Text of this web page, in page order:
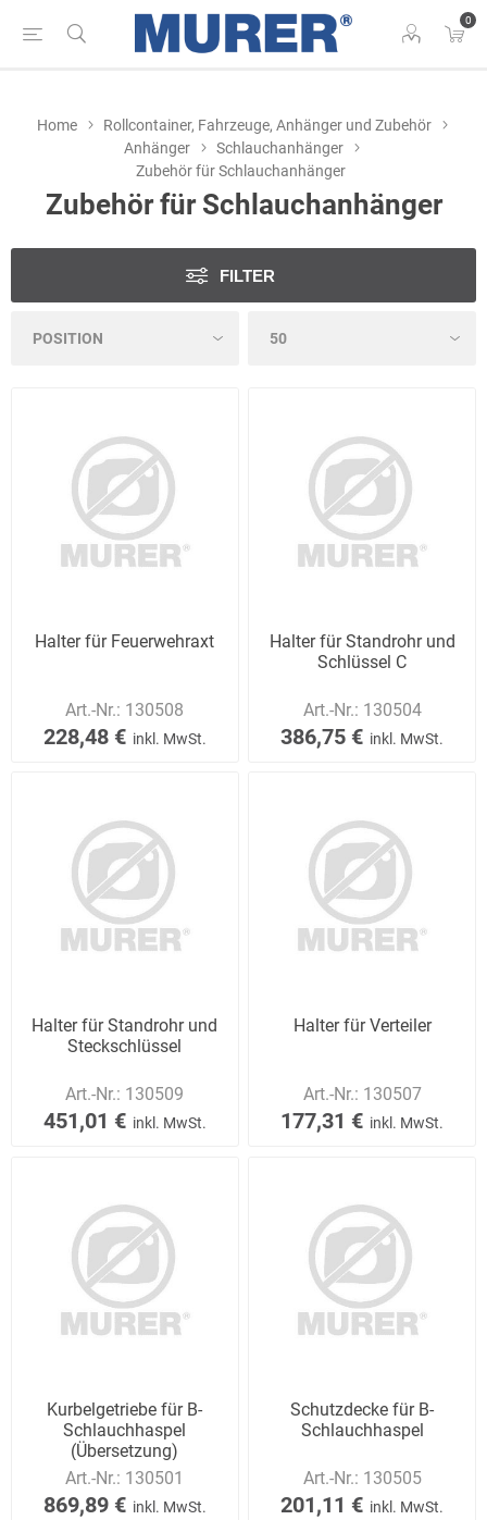
0
Home
Rollcontainer, Fahrzeuge, Anhänger und Zubehör
Anhänger
Schlauchanhänger
Zubehör für Schlauchanhänger
Zubehör für Schlauchanhänger
FILTER
Halter für Feuerwehraxt
Art.-Nr.: 130508
228,48 € inkl. MwSt.
Halter für Standrohr und
Schlüssel C
Art.-Nr.: 130504
386,75 € inkl. MwSt.
Halter für Standrohr und
Steckschlüssel
Art.-Nr.: 130509
451,01 € inkl. MwSt.
Halter für Verteiler
Art.-Nr.: 130507
177,31 € inkl. MwSt.
Kurbelgetriebe für B-
Schlauchhaspel
(Übersetzung)
Art.-Nr.: 130501
869,89 € inkl. MwSt.
Schutzdecke für B-
Schlauchhaspel
Art.-Nr.: 130505
201,11 € inkl. MwSt.